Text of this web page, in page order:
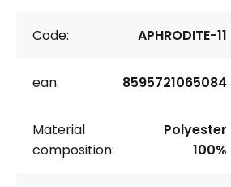
Code: APHRODITE-11
ean: 8595721065084
Material
composition:
Polyester
100%